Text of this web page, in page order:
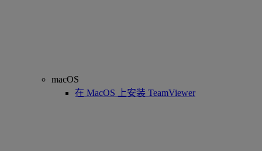
macOS
在 MacOS 上安装 TeamViewer